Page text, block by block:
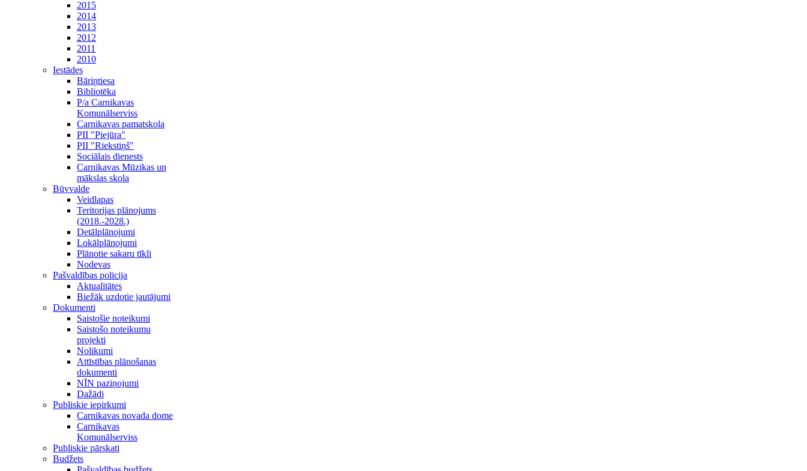
2015
2014
2013
2012
2011
2010
Iestādes
Bāriņtiesa
Bibliotēka
P/a Carnikavas
Komunālserviss
Carnikavas pamatskola
PII "Piejūra"
PII "Riekstiņš"
Sociālais dienests
Carnikavas Mūzikas un
mākslas skola
Būvvalde
Veidlapas
Teritorijas plānojums
(2018.-2028.)
Detālplānojumi
Lokālplānojumi
Plānotie sakaru tīkli
Nodevas
Pašvaldības policija
Aktualitātes
Biežāk uzdotie jautājumi
Dokumenti
Saistošie noteikumi
Saistošo noteikumu
projekti
Nolikumi
Attīstības plānošanas
dokumenti
NĪN paziņojumi
Dažādi
Publiskie iepirkumi
Carnikavas novada dome
Carnikavas
Komunālserviss
Publiskie pārskati
Budžets